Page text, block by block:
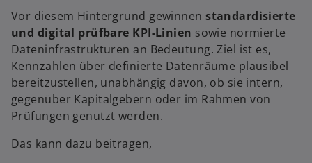
ö
ff
e
Vor diesem Hintergrund gewinnenstandardisierte
und digital prüfbare KPI-Linien sowie normierte
Dateninfrastrukturen an Bedeutung. Ziel ist es,
Kennzahlen über definierte Datenräume plausibel
bereitzustellen, unabhängig davon, ob sie intern,
gegenüber Kapitalgebern oder im Rahmen von
Prüfungen genutzt werden.
Das kann dazu beitragen,